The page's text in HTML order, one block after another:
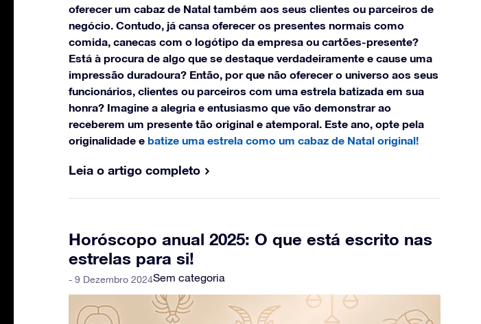
oferecer um cabaz de Natal também aos seus clientes ou parceiros de
negócio. Contudo, já cansa oferecer os presentes normais como
comida, canecas com o logótipo da empresa ou cartões-presente?
Está à procura de algo que se destaque verdadeiramente e cause uma
impressão duradoura? Então, por que não oferecer o universo aos seus
funcionários, clientes ou parceiros com uma estrela batizada em sua
honra? Imagine a alegria e entusiasmo que vão demonstrar ao
receberem um presente tão original e atemporal. Este ano, opte pela
originalidade e batize uma estrela como um cabaz de Natal original!
Leia o artigo completo
Horóscopo anual 2025: O que está escrito nas
estrelas para si!
Sem categoria
- 9 Dezembro 2024